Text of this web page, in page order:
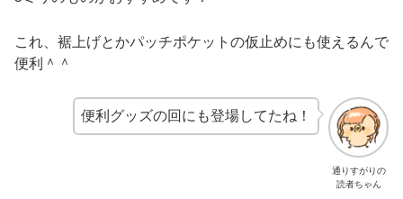
これ、裾上げとかパッチポケットの仮止めにも使えるんで
便利＾＾
通りすがりの
読者ちゃん
便利グッズの回にも登場してたね！